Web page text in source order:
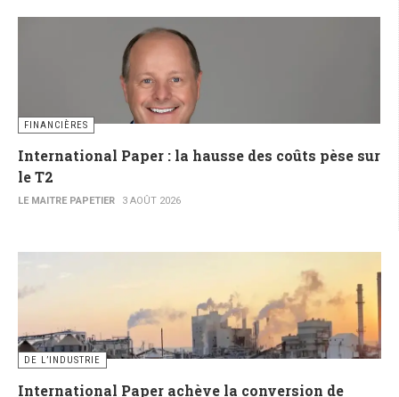
FINANCIÈRES
International Paper : la hausse des coûts pèse sur
le T2
LE MAITRE PAPETIER 3 AOÛT 2026
DE L’INDUSTRIE
International Paper achève la conversion de